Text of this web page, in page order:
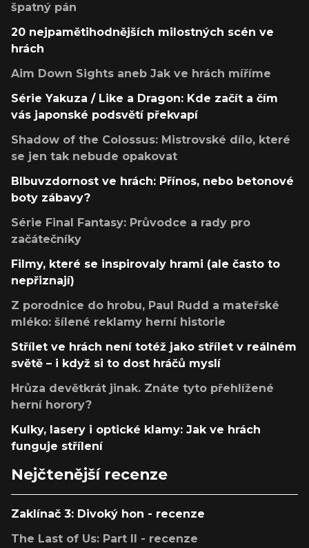
špatný pán
20 nejpamětihodnějších milostných scén ve
hrách
Aim Down Sights aneb Jak ve hrách míříme
Série Yakuza / Like a Dragon: Kde začít a čím
vás japonské podsvětí překvapí
Shadow of the Colossus: Mistrovské dílo, které
se jen tak nebude opakovat
Blbuvzdornost ve hrách: Přínos, nebo betonové
boty zábavy?
Série Final Fantasy: Průvodce a rady pro
začátečníky
Filmy, které se inspirovaly hrami (ale často to
nepřiznají)
Z porodnice do hrobu, Paul Rudd a mateřské
mléko: šílené reklamy herní historie
Střílet ve hrách není totéž jako střílet v reálném
světě – i když si to dost hráčů myslí
Hrůza devětkrát jinak. Znáte tyto přehlížené
herní horory?
Kulky, lasery i optické klamy: Jak ve hrách
funguje střílení
Nejčtenější recenze
Zaklínač 3: Divoký hon - recenze
The Last of Us: Part II - recenze